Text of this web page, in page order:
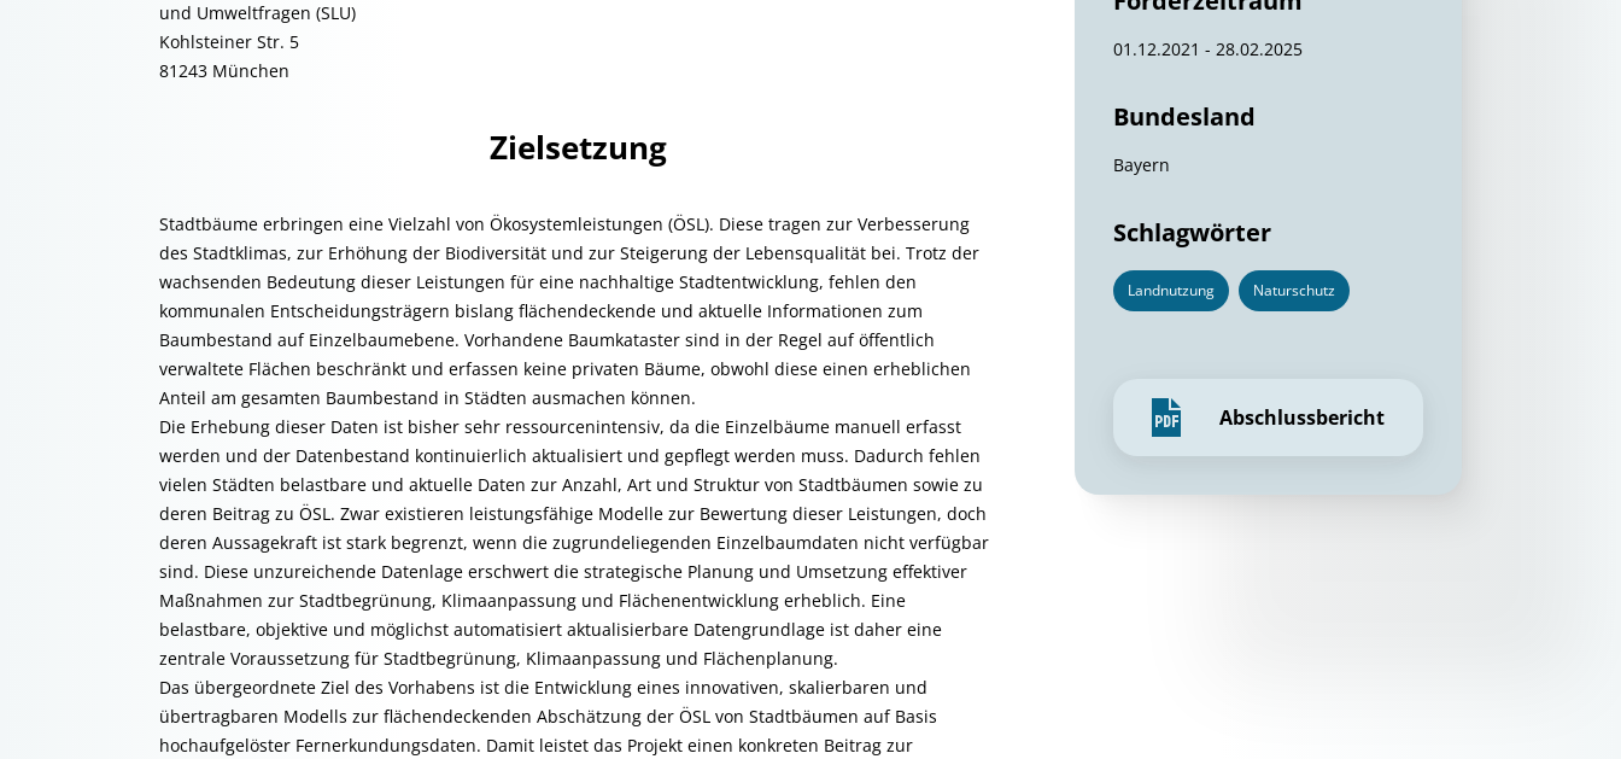
und Umweltfragen (SLU)
Kohlsteiner Str. 5
81243 München
Zielsetzung
Stadtbäume erbringen eine Vielzahl von Ökosystemleistungen (ÖSL). Diese tragen zur Verbesserung
des Stadtklimas, zur Erhöhung der Biodiversität und zur Steigerung der Lebensqualität bei. Trotz der
wachsenden Bedeutung dieser Leistungen für eine nachhaltige Stadtentwicklung, fehlen den
kommunalen Entscheidungsträgern bislang flächendeckende und aktuelle Informationen zum
Baumbestand auf Einzelbaumebene. Vorhandene Baumkataster sind in der Regel auf öffentlich
verwaltete Flächen beschränkt und erfassen keine privaten Bäume, obwohl diese einen erheblichen
Anteil am gesamten Baumbestand in Städten ausmachen können.
Die Erhebung dieser Daten ist bisher sehr ressourcenintensiv, da die Einzelbäume manuell erfasst
werden und der Datenbestand kontinuierlich aktualisiert und gepflegt werden muss. Dadurch fehlen
vielen Städten belastbare und aktuelle Daten zur Anzahl, Art und Struktur von Stadtbäumen sowie zu
deren Beitrag zu ÖSL. Zwar existieren leistungsfähige Modelle zur Bewertung dieser Leistungen, doch
deren Aussagekraft ist stark begrenzt, wenn die zugrundeliegenden Einzelbaumdaten nicht verfügbar
sind. Diese unzureichende Datenlage erschwert die strategische Planung und Umsetzung effektiver
Maßnahmen zur Stadtbegrünung, Klimaanpassung und Flächenentwicklung erheblich. Eine
belastbare, objektive und möglichst automatisiert aktualisierbare Datengrundlage ist daher eine
zentrale Voraussetzung für Stadtbegrünung, Klimaanpassung und Flächenplanung.
Das übergeordnete Ziel des Vorhabens ist die Entwicklung eines innovativen, skalierbaren und
übertragbaren Modells zur flächendeckenden Abschätzung der ÖSL von Stadtbäumen auf Basis
hochaufgelöster Fernerkundungsdaten. Damit leistet das Projekt einen konkreten Beitrag zur
01.12.2021 - 28.02.2025
Bundesland
Bayern
Schlagwörter
Landnutzung Naturschutz
Abschlussbericht